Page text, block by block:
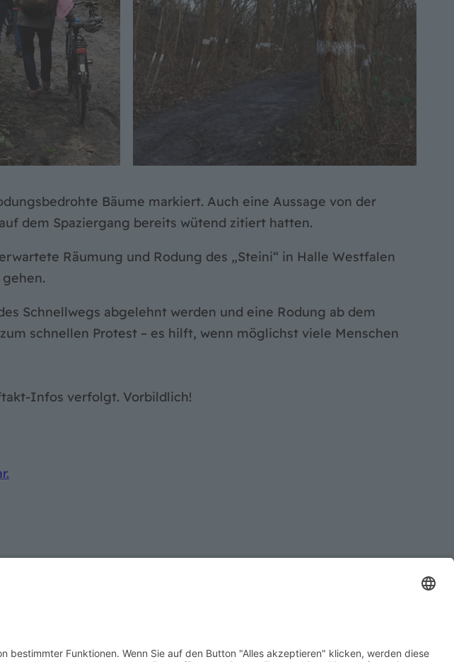
Bäume markiert. Auch eine Aussage von der
dem Spaziergang bereits wütend zitiert hatten.
Räumung und Rodung des „Steini“ in Halle Westfalen
gehen.
Schnellwegs abgelehnt werden und eine Rodung ab dem
schnellen Protest – es hilft, wenn möglichst viele Menschen
Infos verfolgt. Vorbildlich!